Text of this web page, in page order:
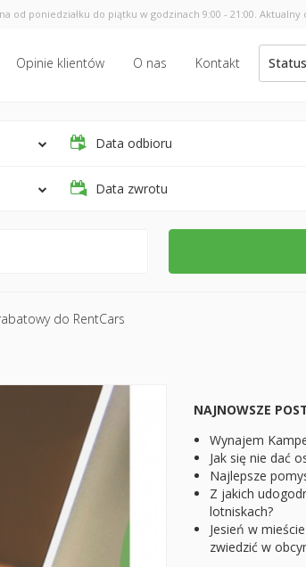
od poniedziałku do piątku w godzinach 9:00 - 21:00. Aktualny
Opinie klientów O nas Kontakt
Data odbioru
Data zwrotu
do RentCars
NAJNOWSZE
Wynajem
Jak się nie dać
Najlepsze
Z jakich
lotniskach?
Jesień w
zwiedzić w